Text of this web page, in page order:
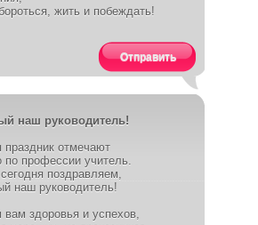
жить и побеждать!
Отправить
наш руководитель!
праздник отмечают
по профессии учитель.
поздравляем,
наш руководитель!
здоровья и успехов,